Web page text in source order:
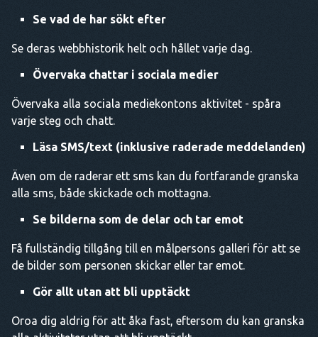
Se vad de har sökt efter
Se deras webbhistorik helt och hållet varje dag.
Övervaka chattar i sociala medier
Övervaka alla sociala mediekontons aktivitet - spåra
varje steg och chatt.
Läsa SMS/text (inklusive raderade meddelanden)
Även om de raderar ett sms kan du fortfarande granska
alla sms, både skickade och mottagna.
Se bilderna som de delar och tar emot
Få fullständig tillgång till en målpersons galleri för att se
de bilder som personen skickar eller tar emot.
Gör allt utan att bli upptäckt
Oroa dig aldrig för att åka fast, eftersom du kan granska